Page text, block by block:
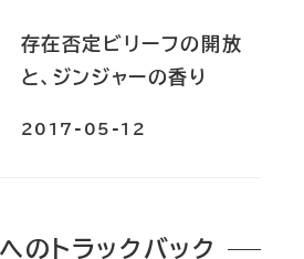
存在否定ビリーフの開放
と、ジンジャーの香り
2017-05-12
のトラックバック